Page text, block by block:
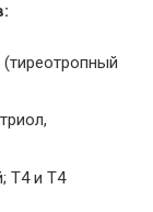
Т4 и Т4